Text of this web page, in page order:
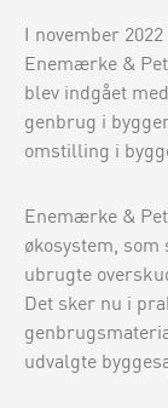
I november
Enemærke &
blev indgået
genbrug i
omstilling i
Enemærke &
økosystem,
ubrugte
Det sker nu i
udvalgte